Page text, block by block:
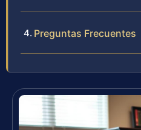
Preguntas Frecuentes